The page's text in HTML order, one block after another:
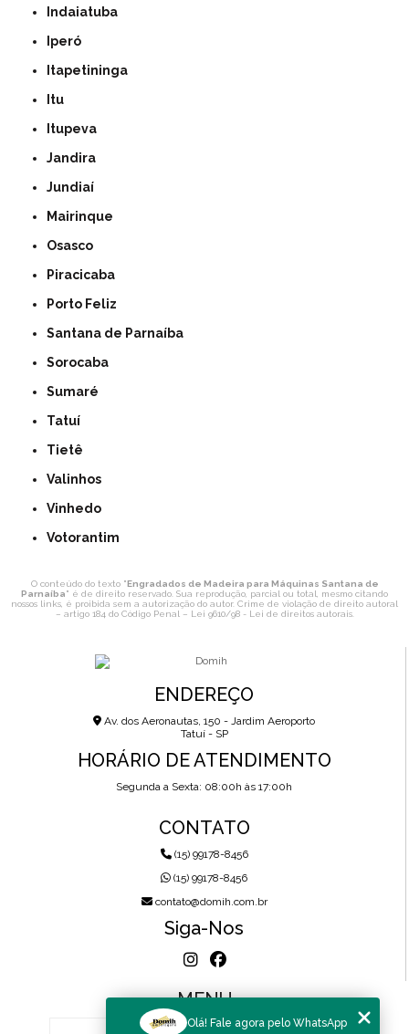
Indaiatuba
Iperó
Itapetininga
Itu
Itupeva
Jandira
Jundiaí
Mairinque
Osasco
Piracicaba
Porto Feliz
Santana de Parnaíba
Sorocaba
Sumaré
Tatuí
Tietê
Valinhos
Vinhedo
Votorantim
O conteúdo do texto "Engradados de Madeira para Máquinas Santana de
Parnaíba" é de direito reservado. Sua reprodução, parcial ou total, mesmo citando
nossos links, é proibida sem a autorização do autor. Crime de violação de direito autoral
– artigo 184 do Código Penal – Lei 9610/98 - Lei de direitos autorais.
ENDEREÇO
Av. dos Aeronautas, 150 - Jardim Aeroporto
Tatuí - SP
HORÁRIO DE ATENDIMENTO
Segunda a Sexta: 08:00h às 17:00h
CONTATO
(15) 99178-8456
(15) 99178-8456
contato@domih.com.br
Siga-Nos
MENU
HOME
Olá! Fale agora pelo WhatsApp